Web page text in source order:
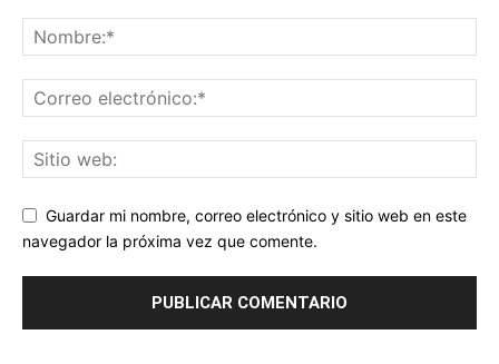
Guardar mi nombre, correo electrónico y sitio web en este
navegador la próxima vez que comente.